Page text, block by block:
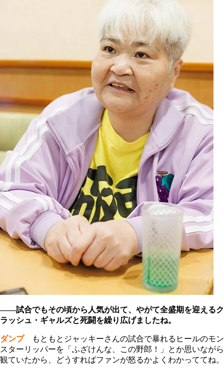
――試合でもその頃から人気が出て、やがて全盛期を迎えるク
ラッシュ・ギャルズと死闘を繰り広げましたね。
ダンプもともとジャッキーさんの試合で暴れるヒールのモン
スターリッパーを「ふざけんな、この野郎！」とか思いながら
観ていたから、どうすればファンが怒るかよくわかっててね。